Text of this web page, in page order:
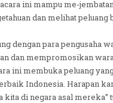
ini mampu me-
dan melihat peluang
dengan para pengusaha
dan mempromosikan
ini membuka peluang
Indonesia. Harapan
di negara asal mereka”